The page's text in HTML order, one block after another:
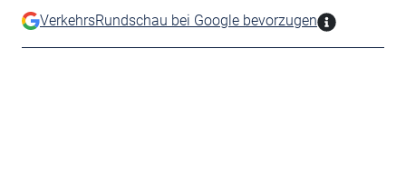
VerkehrsRundschau bei Google bevorzugen